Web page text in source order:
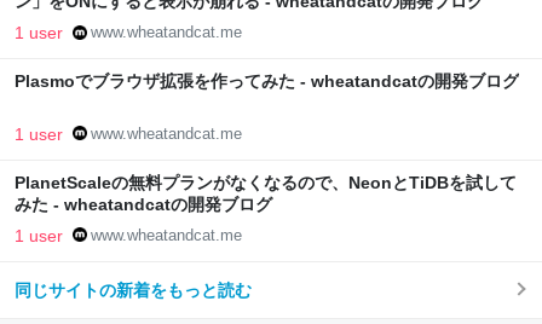
1 user www.wheatandcat.me
Plasmoでブラウザ拡張を作ってみた - wheatandcatの開発ブログ
1 user www.wheatandcat.me
PlanetScaleの無料プランがなくなるので、NeonとTiDBを試して
みた - wheatandcatの開発ブログ
1 user www.wheatandcat.me
同じサイトの新着をもっと読む